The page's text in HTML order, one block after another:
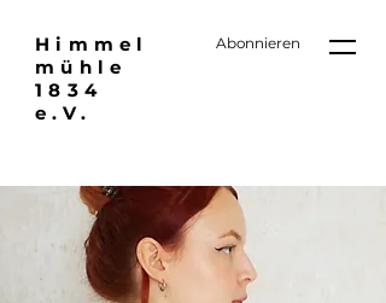
Himmel
mühle
1834
e.V.
Abonnieren